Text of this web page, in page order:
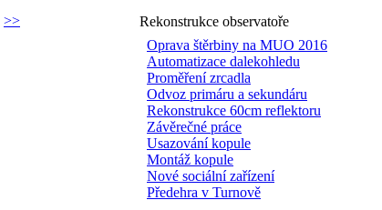
Rekonstrukce observatoře
Oprava štěrbiny na MUO 2016
Automatizace dalekohledu
Proměření zrcadla
Odvoz primáru a sekundáru
Rekonstrukce 60cm reflektoru
Závěrečné práce
Usazování kopule
Montáž kopule
Nové sociální zařízení
Předehra v Turnově
>>